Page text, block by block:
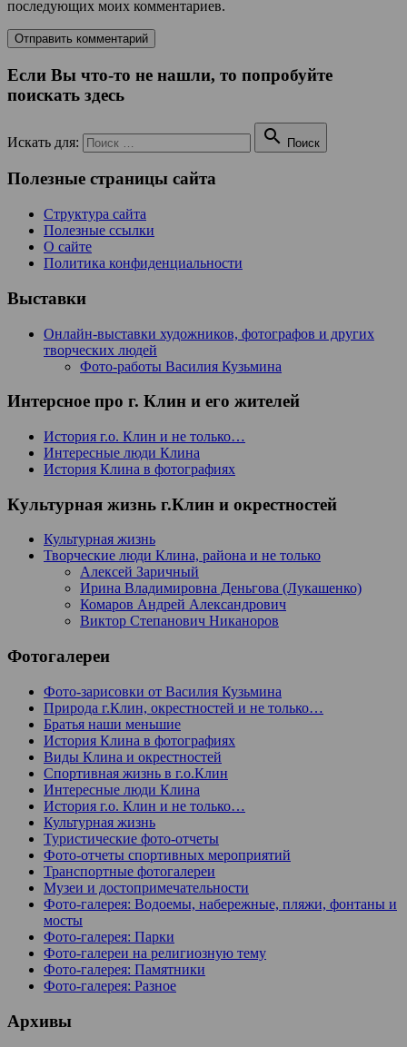
последующих моих комментариев.
Если Вы что-то не нашли, то попробуйте
поискать здесь
Искать для:  Поиск
Полезные страницы сайта
Структура сайта
Полезные ссылки
О сайте
Политика конфиденциальности
Выставки
Онлайн-выставки художников, фотографов и других
творческих людей
Фото-работы Василия Кузьмина
Интерсное про г. Клин и его жителей
История г.о. Клин и не только…
Интересные люди Клина
История Клина в фотографиях
Культурная жизнь г.Клин и окрестностей
Культурная жизнь
Творческие люди Клина, района и не только
Алексей Заричный
Ирина Владимировна Деньгова (Лукашенко)
Комаров Андрей Александрович
Виктор Степанович Никаноров
Фотогалереи
Фото-зарисовки от Василия Кузьмина
Природа г.Клин, окрестностей и не только…
Братья наши меньшие
История Клина в фотографиях
Виды Клина и окрестностей
Спортивная жизнь в г.о.Клин
Интересные люди Клина
История г.о. Клин и не только…
Культурная жизнь
Туристические фото-отчеты
Фото-отчеты спортивных мероприятий
Транспортные фотогалереи
Музеи и достопримечательности
Фото-галерея: Водоемы, набережные, пляжи, фонтаны и
мосты
Фото-галерея: Парки
Фото-галереи на религиозную тему
Фото-галерея: Памятники
Фото-галерея: Разное
Архивы